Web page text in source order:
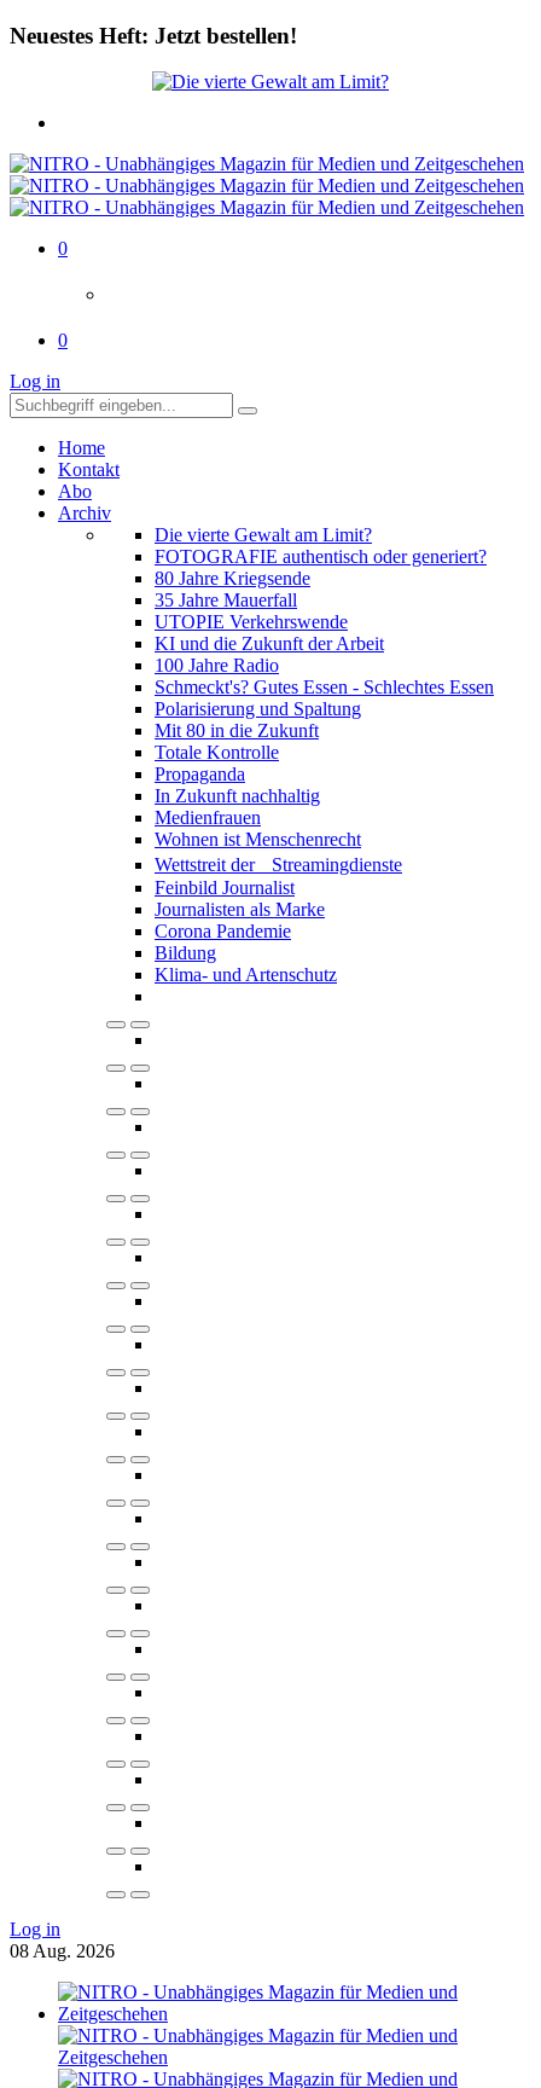
Neuestes Heft: Jetzt bestellen!
0
0
Log in
Home
Kontakt
Abo
Archiv
Die vierte Gewalt am Limit?
FOTOGRAFIE authentisch oder generiert?
80 Jahre Kriegsende
35 Jahre Mauerfall
UTOPIE Verkehrswende
KI und die Zukunft der Arbeit
100 Jahre Radio
Schmeckt's? Gutes Essen - Schlechtes Essen
Polarisierung und Spaltung
Mit 80 in die Zukunft
Totale Kontrolle
Propaganda
In Zukunft nachhaltig
Medienfrauen
Wohnen ist Menschenrecht
Wettstreit der Streamingdienste
Feinbild Journalist
Journalisten als Marke
Corona Pandemie
Bildung
Klima- und Artenschutz
Log in
08 Aug. 2026